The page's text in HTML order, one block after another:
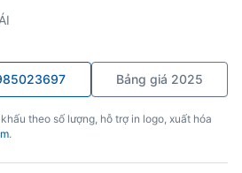
Bảng giá 2025
theo số lượng, hỗ trợ in logo, xuất hóa
.